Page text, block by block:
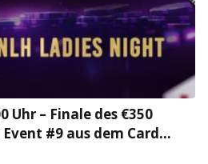
Uhr – Finale des €350
Event #9 aus dem Card